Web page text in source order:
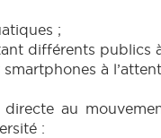
;
différents publics
à
directe au
: